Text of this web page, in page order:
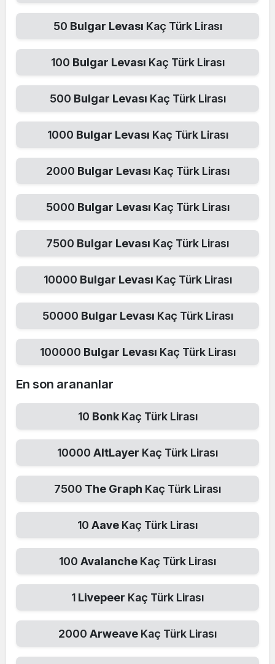
50 Bulgar Levası Kaç Türk Lirası
100 Bulgar Levası Kaç Türk Lirası
500 Bulgar Levası Kaç Türk Lirası
1000 Bulgar Levası Kaç Türk Lirası
2000 Bulgar Levası Kaç Türk Lirası
5000 Bulgar Levası Kaç Türk Lirası
7500 Bulgar Levası Kaç Türk Lirası
10000 Bulgar Levası Kaç Türk Lirası
50000 Bulgar Levası Kaç Türk Lirası
100000 Bulgar Levası Kaç Türk Lirası
En son arananlar
10 Bonk Kaç Türk Lirası
10000 AltLayer Kaç Türk Lirası
7500 The Graph Kaç Türk Lirası
10 Aave Kaç Türk Lirası
100 Avalanche Kaç Türk Lirası
1 Livepeer Kaç Türk Lirası
2000 Arweave Kaç Türk Lirası